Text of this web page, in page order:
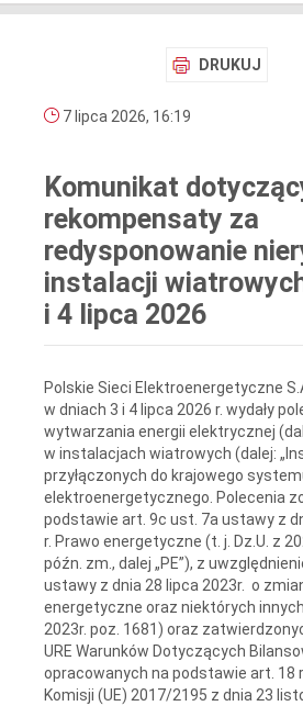
DRUKUJ
7 lipca 2026, 16:19
Komunikat
rekompensaty za
redysponowanie
instalacji
i 4 lipca 2026
Polskie Sieci Elektroenergetyczne
w dniach 3 i 4 lipca 2026 r. wydały
wytwarzania energii elektrycznej
w instalacjach wiatrowych (dalej:
przyłączonych do krajowego
elektroenergetycznego. Polecenia
podstawie art. 9c ust. 7a ustawy z
r. Prawo energetyczne (t. j. Dz.U. z
późn. zm., dalej „PE”), z
ustawy z dnia 28 lipca 2023r. o
energetyczne oraz niektórych
2023r. poz. 1681) oraz
URE Warunków Dotyczących
opracowanych na podstawie art. 18
Komisji (UE) 2017/2195 z dnia 23